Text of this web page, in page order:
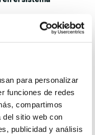
para personalizar
funciones de redes
compartimos
del sitio web con
publicidad y análisis
de los premios se
en marcha o
el 30 de junio de 2023.
este formulario